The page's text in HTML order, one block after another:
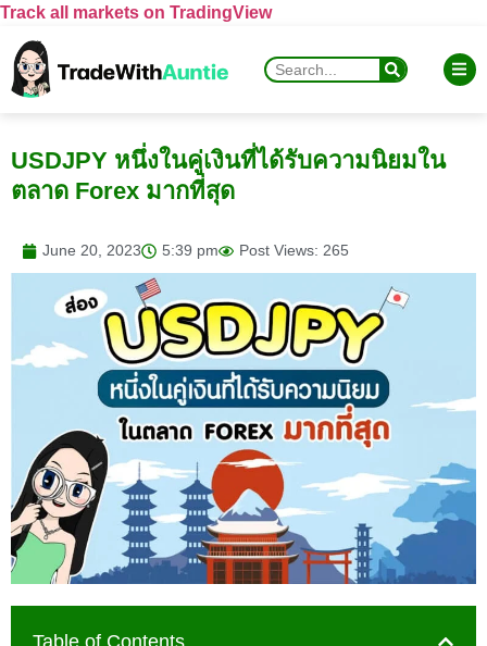
Track all markets on TradingView
USDJPY หนึ่งในคู่เงินที่ได้รับความนิยมใน
ตลาด Forex มากที่สุด
June 20, 2023 5:39 pm Post Views: 265
Table of Contents